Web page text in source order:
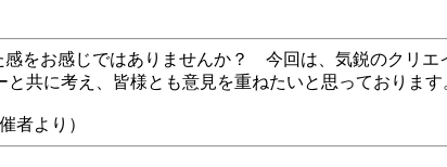
をお感じではありませんか？ 今回は、気鋭のクリ
共に考え、皆様とも意見を重ねたいと思っております
者より）